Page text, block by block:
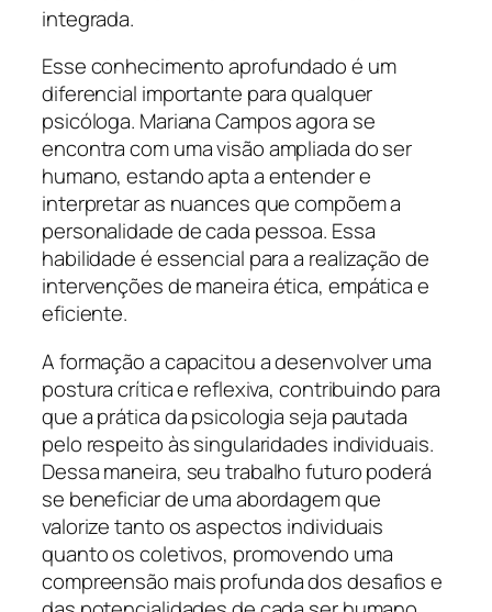
integrada.
Esse conhecimento aprofundado é um
diferencial importante para qualquer
psicóloga. Mariana Campos agora se
encontra com uma visão ampliada do ser
humano, estando apta a entender e
interpretar as nuances que compõem a
personalidade de cada pessoa. Essa
habilidade é essencial para a realização de
intervenções de maneira ética, empática e
eficiente.
A formação a capacitou a desenvolver uma
postura crítica e reflexiva, contribuindo para
que a prática da psicologia seja pautada
pelo respeito às singularidades individuais.
Dessa maneira, seu trabalho futuro poderá
se beneficiar de uma abordagem que
valorize tanto os aspectos individuais
quanto os coletivos, promovendo uma
compreensão mais profunda dos desafios e